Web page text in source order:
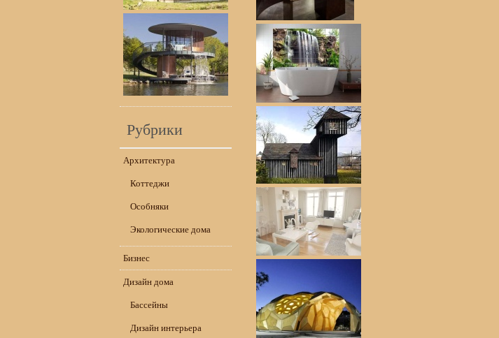
Рубрики
Архитектура
Коттеджи
Особняки
Экологические дома
Бизнес
Дизайн дома
Бассейны
Дизайн интерьера